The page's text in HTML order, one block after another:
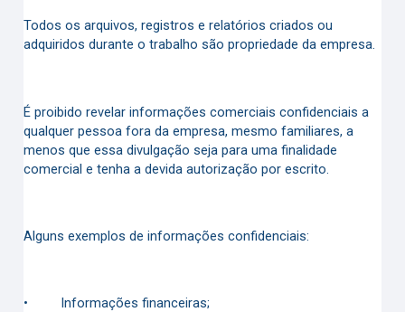
Todos os arquivos, registros e relatórios criados ou
adquiridos durante o trabalho são propriedade da empresa.
É proibido revelar informações comerciais confidenciais a
qualquer pessoa fora da empresa, mesmo familiares, a
menos que essa divulgação seja para uma finalidade
comercial e tenha a devida autorização por escrito.
Alguns exemplos de informações confidenciais:
• Informações financeiras;